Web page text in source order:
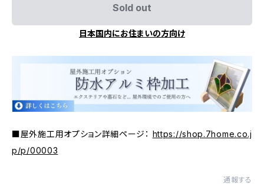
Sold out
日本国内にお住まいの方向け
■屋外施工用オプション詳細ページ： https://shop.7home.co.j
p/p/00003
通報する